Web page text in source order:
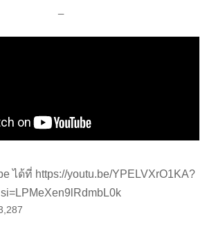
–
ได้ที่ https://youtu.be/YPELVXrO1KA?
si=LPMeXen9lRdmbL0k